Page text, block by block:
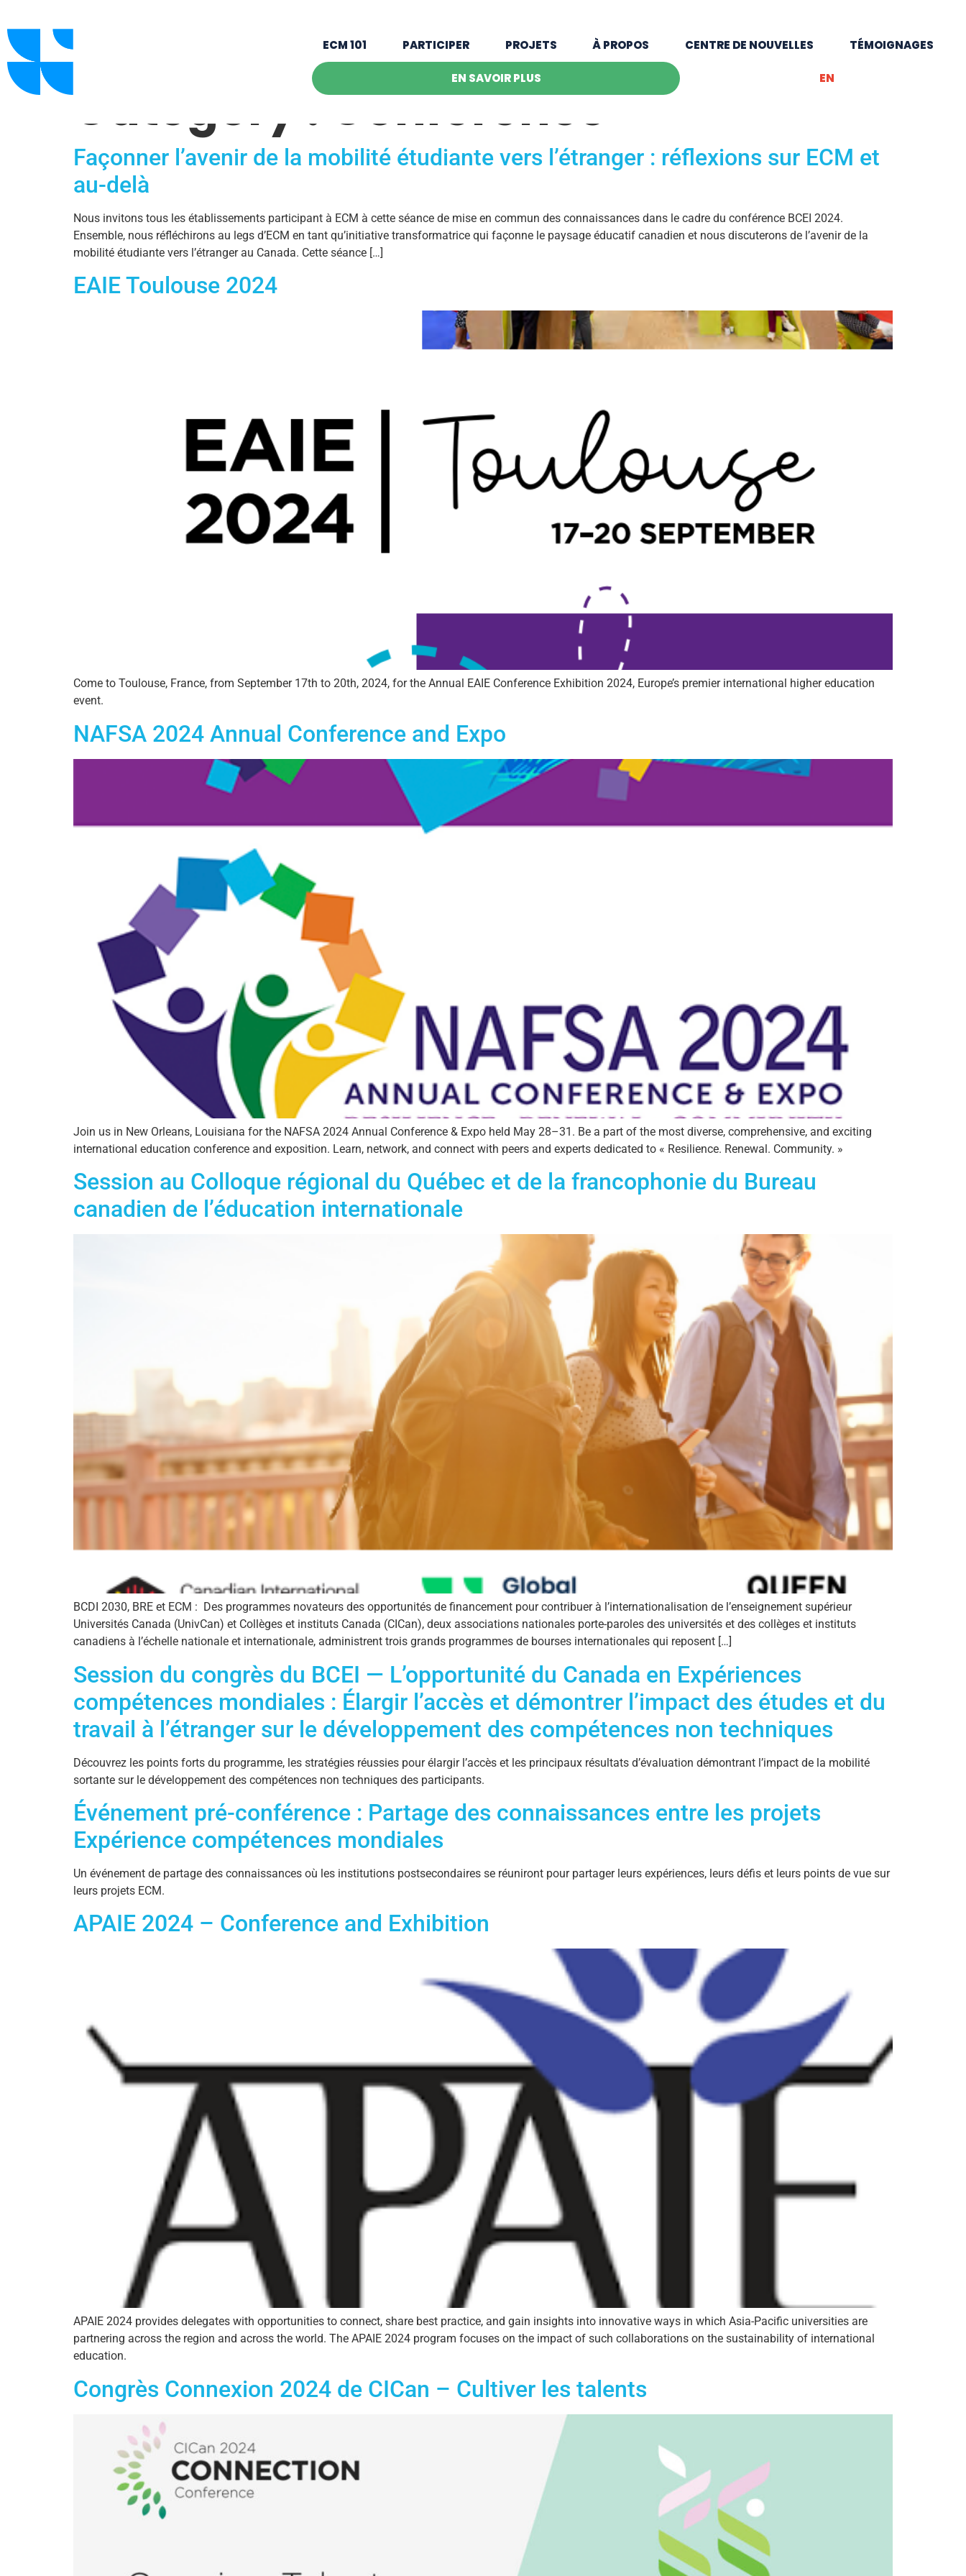
ECM 101 PARTICIPER PROJETS À PROPOS CENTRE DE NOUVELLES TÉMOIGNAGES
EN SAVOIR PLUS EN
Category :Conférence
Façonner l’avenir de la mobilité étudiante vers l’étranger : réflexions sur ECM et
au-delà
Nous invitons tous les établissements participant à ECM à cette séance de mise en commun des connaissances dans le cadre du conférence BCEI 2024.
Ensemble, nous réfléchirons au legs d’ECM en tant qu’initiative transformatrice qui façonne le paysage éducatif canadien et nous discuterons de l’avenir de la
mobilité étudiante vers l’étranger au Canada. Cette séance […]
EAIE Toulouse 2024
Come to Toulouse, France, from September 17th to 20th, 2024, for the Annual EAIE Conference Exhibition 2024, Europe’s premier international higher education
event.
NAFSA 2024 Annual Conference and Expo
Join us in New Orleans, Louisiana for the NAFSA 2024 Annual Conference & Expo held May 28–31. Be a part of the most diverse, comprehensive, and exciting
international education conference and exposition. Learn, network, and connect with peers and experts dedicated to « Resilience. Renewal. Community. »
Session au Colloque régional du Québec et de la francophonie du Bureau
canadien de l’éducation internationale
BCDI 2030, BRE et ECM : Des programmes novateurs des opportunités de financement pour contribuer à l’internationalisation de l’enseignement supérieur
Universités Canada (UnivCan) et Collèges et instituts Canada (CICan), deux associations nationales porte-paroles des universités et des collèges et instituts
canadiens à l’échelle nationale et internationale, administrent trois grands programmes de bourses internationales qui reposent […]
Session du congrès du BCEI — L’opportunité du Canada en Expériences
compétences mondiales : Élargir l’accès et démontrer l’impact des études et du
travail à l’étranger sur le développement des compétences non techniques
Découvrez les points forts du programme, les stratégies réussies pour élargir l’accès et les principaux résultats d’évaluation démontrant l’impact de la mobilité
sortante sur le développement des compétences non techniques des participants.
Événement pré-conférence : Partage des connaissances entre les projets
Expérience compétences mondiales
Un événement de partage des connaissances où les institutions postsecondaires se réuniront pour partager leurs expériences, leurs défis et leurs points de vue sur
leurs projets ECM.
APAIE 2024 – Conference and Exhibition
APAIE 2024 provides delegates with opportunities to connect, share best practice, and gain insights into innovative ways in which Asia-Pacific universities are
partnering across the region and across the world. The APAIE 2024 program focuses on the impact of such collaborations on the sustainability of international
education.
Congrès Connexion 2024 de CICan – Cultiver les talents